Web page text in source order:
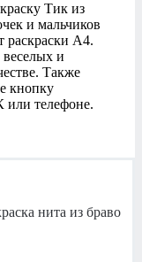
Тик из
и мальчиков
раскраски А4.
и
Также
кнопку
или телефоне.